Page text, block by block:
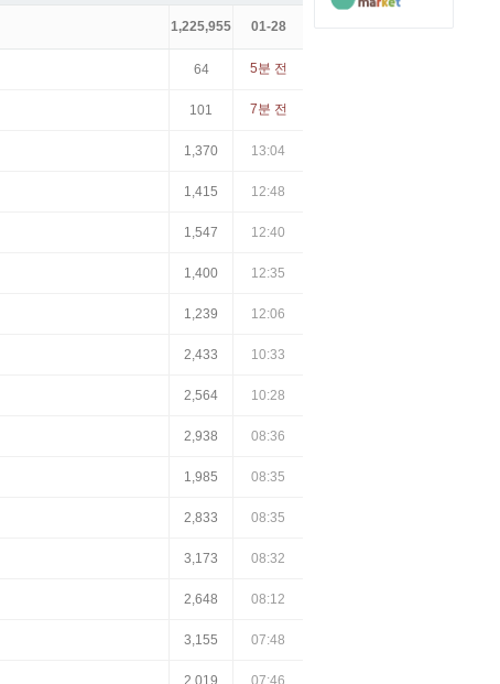
1,225,955 01-28
64 5분 전
101 7분 전
1,370 13:04
1,415 12:48
1,547 12:40
1,400 12:35
1,239 12:06
2,433 10:33
2,564 10:28
2,938 08:36
1,985 08:35
2,833 08:35
3,173 08:32
2,648 08:12
3,155 07:48
2,019 07:46